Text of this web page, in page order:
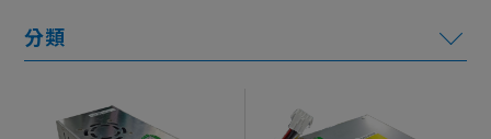
特色顯示器